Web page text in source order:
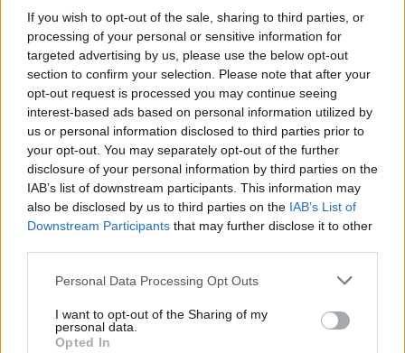
If you wish to opt-out of the sale, sharing to third parties, or
processing of your personal or sensitive information for
targeted advertising by us, please use the below opt-out
section to confirm your selection. Please note that after your
opt-out request is processed you may continue seeing
interest-based ads based on personal information utilized by
us or personal information disclosed to third parties prior to
your opt-out. You may separately opt-out of the further
disclosure of your personal information by third parties on the
IAB’s list of downstream participants. This information may
also be disclosed by us to third parties on the IAB’s List of
Downstream Participants that may further disclose it to other
Personal Data Processing Opt Outs
I want to opt-out of the Sharing of my
personal data.
Opted In
Baka András elfogadta a felkérést a
köztársasági elnöki tisztségre